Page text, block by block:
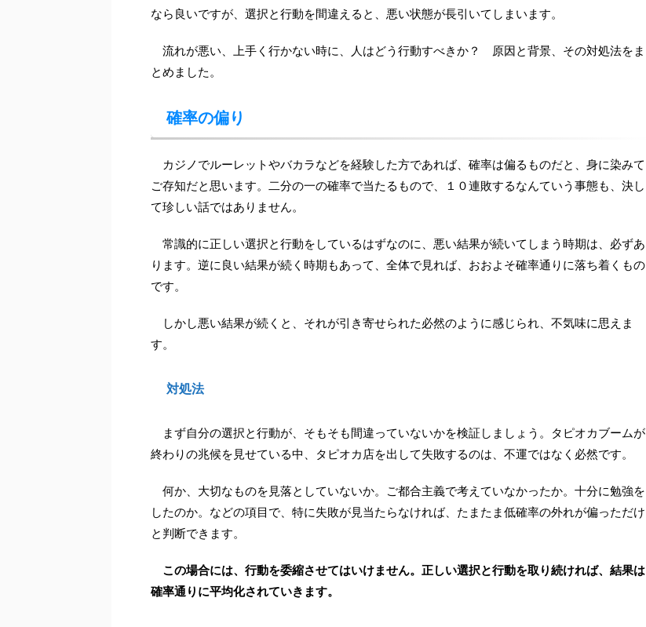
なら良いですが、選択と行動を間違えると、悪い状態が長引いてしまいます。
流れが悪い、上手く行かない時に、人はどう行動すべきか？ 原因と背景、その対処法をま
とめました。
確率の偏り
カジノでルーレットやバカラなどを経験した方であれば、確率は偏るものだと、身に染みて
ご存知だと思います。二分の一の確率で当たるもので、１０連敗するなんていう事態も、決し
て珍しい話ではありません。
常識的に正しい選択と行動をしているはずなのに、悪い結果が続いてしまう時期は、必ずあ
ります。逆に良い結果が続く時期もあって、全体で見れば、おおよそ確率通りに落ち着くもの
です。
しかし悪い結果が続くと、それが引き寄せられた必然のように感じられ、不気味に思えま
す。
対処法
まず自分の選択と行動が、そもそも間違っていないかを検証しましょう。タピオカブームが
終わりの兆候を見せている中、タピオカ店を出して失敗するのは、不運ではなく必然です。
何か、大切なものを見落としていないか。ご都合主義で考えていなかったか。十分に勉強を
したのか。などの項目で、特に失敗が見当たらなければ、たまたま低確率の外れが偏っただけ
と判断できます。
この場合には、行動を委縮させてはいけません。正しい選択と行動を取り続ければ、結果は
確率通りに平均化されていきます。